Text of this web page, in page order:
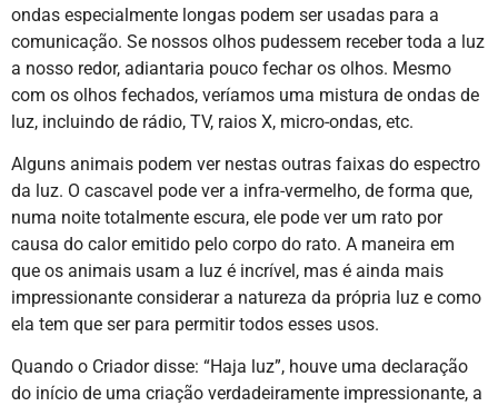
ondas especialmente longas podem ser usadas para a
comunicação. Se nossos olhos pudessem receber toda a luz
a nosso redor, adiantaria pouco fechar os olhos. Mesmo
com os olhos fechados, veríamos uma mistura de ondas de
luz, incluindo de rádio, TV, raios X, micro-ondas, etc.
Alguns animais podem ver nestas outras faixas do espectro
da luz. O cascavel pode ver a infra-vermelho, de forma que,
numa noite totalmente escura, ele pode ver um rato por
causa do calor emitido pelo corpo do rato. A maneira em
que os animais usam a luz é incrível, mas é ainda mais
impressionante considerar a natureza da própria luz e como
ela tem que ser para permitir todos esses usos.
Quando o Criador disse: “Haja luz”, houve uma declaração
do início de uma criação verdadeiramente impressionante, a